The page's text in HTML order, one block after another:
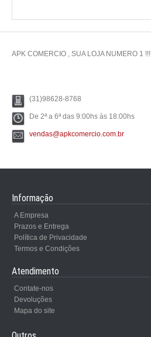
APK COMERCIO , SUA LOJA NUMERO 1 !!!
(31)98628-8768
De 2ª a 6ª das 9:00hs às 18:00hs
vendas@apkcomercio.com.br
Informação
A Empresa
Prazos e Entrega
Política de Privacidade
Termos e Condições
Atendimento
Contate-nos
Devoluções
Mapa do site